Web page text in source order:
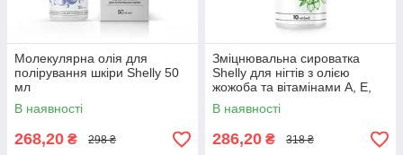
Молекулярна олія для
полірування шкіри Shelly 50
мл
В наявності
268,20 ₴ 298 ₴
Зміцнювальна сироватка
Shelly для нігтів з олією
жожоба та вітамінами А, Е,
10 мл
В наявності
286,20 ₴ 318 ₴